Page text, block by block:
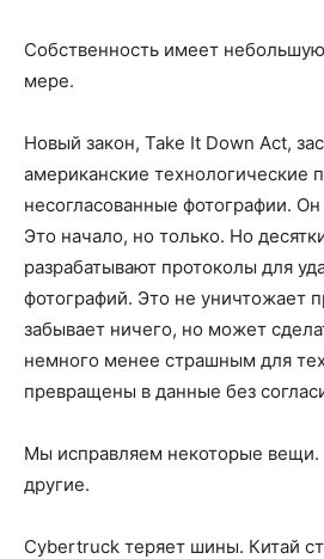
Собственность имеет
мере.
Новый закон, Take It Down Act,
американские технологические
несогласованные фотографии.
Это начало, но только. Но
разрабатывают протоколы для
фотографий. Это не уничтожает
забывает ничего, но может
немного менее страшным для
превращены в данные без
Мы исправляем некоторые
другие.
Cybertruck теряет шины. Китай